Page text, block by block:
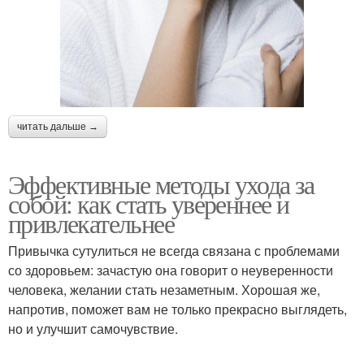
читать дальше →
Эффективные методы ухода за
собой: как стать увереннее и
привлекательнее
Привычка сутулиться не всегда связана с проблемами
со здоровьем: зачастую она говорит о неуверенности
человека, желании стать незаметным. Хорошая же,
напротив, поможет вам не только прекрасно выглядеть,
но и улучшит самочувствие.